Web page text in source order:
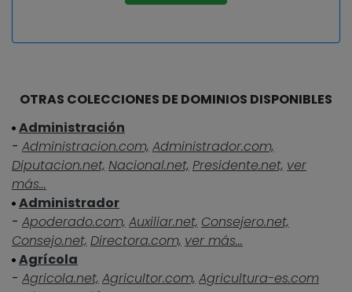
OTRAS COLECCIONES DE DOMINIOS DISPONIBLES
Administración
- Administracion.com, Administrador.com,
Diputacion.net, Nacional.net, Presidente.net, ver
más...
Administrador
- Apoderado.com, Auxiliar.net, Consejero.net,
Consejo.net, Directora.com, ver más...
Agrícola
- Agricola.net, Agricultor.com, Agricultura-es.com